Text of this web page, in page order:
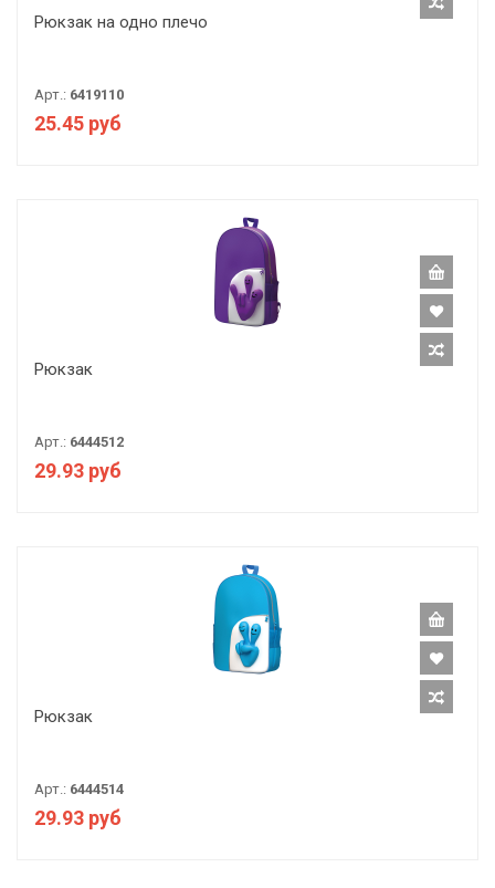
Рюкзак на одно плечо
Арт.: 6419110
25.45 руб
Рюкзак
Арт.: 6444512
29.93 руб
Рюкзак
Арт.: 6444514
29.93 руб